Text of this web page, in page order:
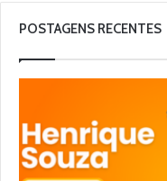
POSTAGENS RECENTES